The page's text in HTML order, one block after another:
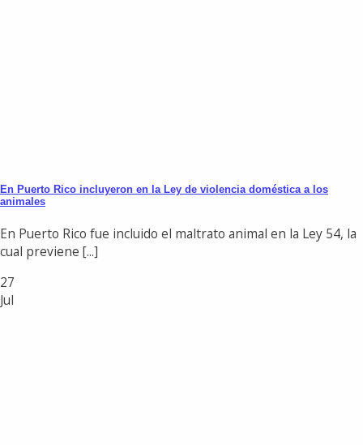
En Puerto Rico incluyeron en la Ley de violencia doméstica a los
animales
En Puerto Rico fue incluido el maltrato animal en la Ley 54, la
cual previene [...]
27
Jul